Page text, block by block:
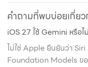
คำถามที่พบบ่อยเกี่ย
iOS 27 ใช้ Gemini หรือไ
ไม่ใช่ Apple ยืนยันว่า
Foundation Models ข